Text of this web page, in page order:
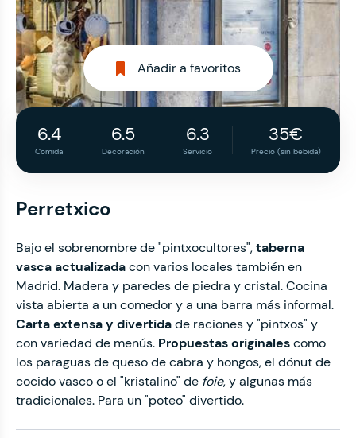
Añadir a favoritos
6.4
Comida
6.5
Decoración
6.3
Servicio
35€
Precio (sin bebida)
Perretxico
Bajo el sobrenombre de "pintxocultores",taberna
vasca actualizadacon varios locales también en
Madrid. Madera y paredes de piedra y cristal. Cocina
vista abierta a un comedor y a una barra más informal.
Carta extensa y divertidade raciones y "pintxos" y
con variedad de menús. Propuestas originalescomo
los paraguas de queso de cabra y hongos, el dónut de
cocido vasco o el "kristalino" de foie, y algunas más
tradicionales. Para un "poteo" divertido.